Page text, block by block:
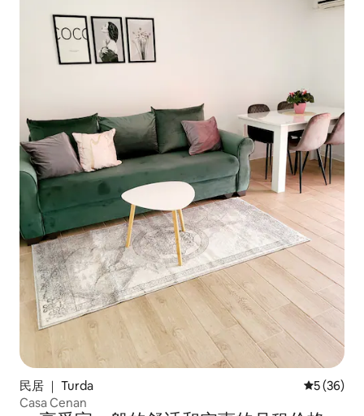
民居 ｜ Turda 平均评分
5 (36)
Casa Cenan